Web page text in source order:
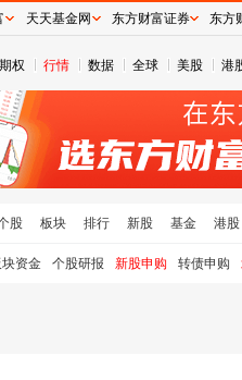
期权 行情 数据 全球 美股 港
股 板块 排行 新股 基金 港股
资金 个股研报 新股申购 转债申购
天天基金网 东方财富证券 东方